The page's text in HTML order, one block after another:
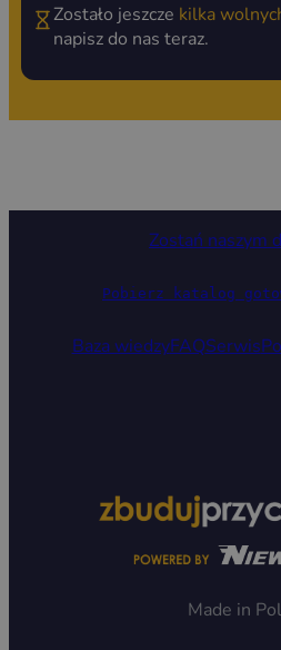
Zostało jeszcze kilka
napisz do nas teraz.
Zostań naszym
Pobierz katalog
Baza wiedzyFAQSerwis
Made in